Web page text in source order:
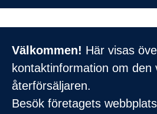
Välkommen! Här visas
kontaktinformation om den
återförsäljaren.
Besök företagets